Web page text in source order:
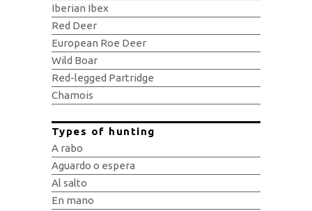
Iberian Ibex
Red Deer
European Roe Deer
Wild Boar
Red-legged Partridge
Chamois
Types of hunting
A rabo
Aguardo o espera
Al salto
En mano